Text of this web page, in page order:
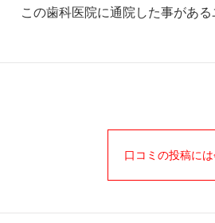
この歯科医院に通院した事がある
口コミの投稿に